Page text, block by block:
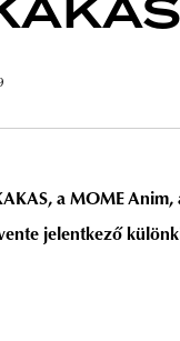
a MOME
jelentkező